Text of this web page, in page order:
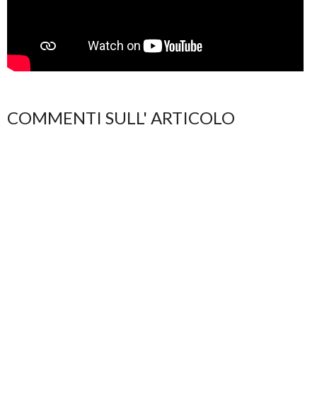
COMMENTI SULL' ARTICOLO